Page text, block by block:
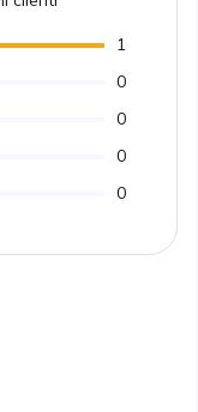
1
0
0
0
0